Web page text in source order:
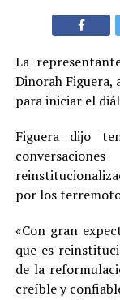
La
Dinorah Figuera,
para iniciar el
Figuera dijo
por los
«Con gran
que es
de la
creíble y